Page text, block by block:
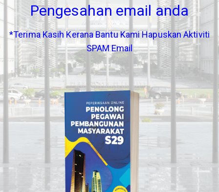
Pengesahan email anda
*Terima Kasih Kerana Bantu Kami Hapuskan Aktiviti
SPAM Email